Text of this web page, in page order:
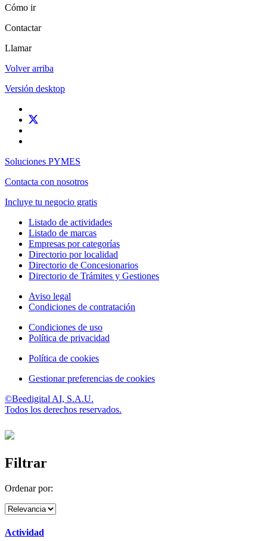
Cómo ir
Contactar
Llamar
Volver arriba
Versión desktop
Soluciones PYMES
Contacta con nosotros
Incluye tu negocio gratis
Listado de actividades
Listado de marcas
Empresas por categorías
Directorio por localidad
Directorio de Concesionarios
Directorio de Trámites y Gestiones
Aviso legal
Condiciones de contratación
Condiciones de uso
Política de privacidad
Política de cookies
Gestionar preferencias de cookies
©Beedigital AI, S.A.U.
Todos los derechos reservados.
Filtrar
Ordenar por:
Actividad